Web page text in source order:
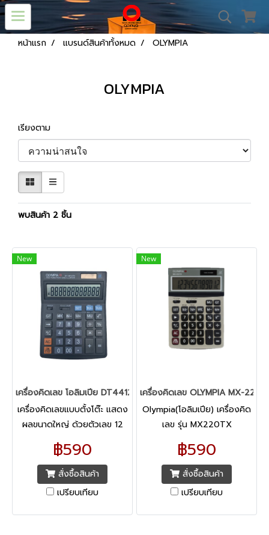
หน้าแรก แบรนด์สินค้าทั้งหมด OLYMPIA
OLYMPIA
เรียงตาม
พบสินค้า 2 ชิ้น
New
เครื่องคิดเลข โอลิมเปีย DT4412TX
เครื่องคิดเลขแบบตั้งโต๊ะ แสดง
ผลขนาดใหญ่ ด้วยตัวเลข 12
หลัก มีหน่วยความจำอิสระ 3
หน่วย (M+, M-, MRC) พร้อม
ปุ่ม % มีฟังก์ชันคำนวณภาษี
อัตโนมัติ TAX+,TAX-
฿590
สั่งซื้อสินค้า
เปรียบเทียบ
New
เครื่องคิดเลข OLYMPIA MX-
Olympia(โอลิมเปีย) เครื่องคิด
เลข รุ่น MX220TX
฿590
สั่งซื้อสินค้า
เปรียบเทียบ